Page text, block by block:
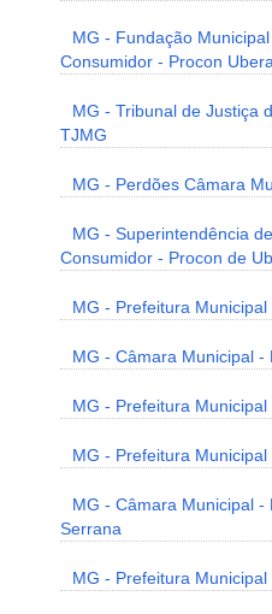
MG - Fundação
Consumidor - Procon
MG - Tribunal de Justiça
TJMG
MG - Perdões Câmara
MG - Superintendência
Consumidor - Procon de
MG - Prefeitura
MG - Câmara Municipal
MG - Prefeitura
MG - Prefeitura
MG - Câmara Municipal
Serrana
MG - Prefeitura